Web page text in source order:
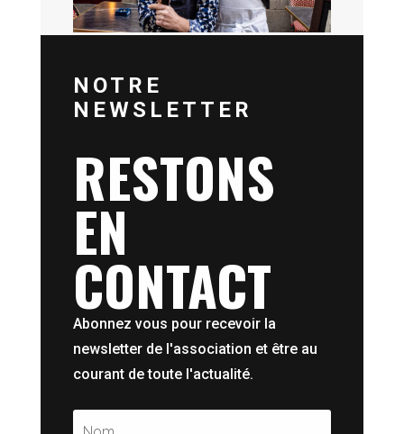
NOTRE
NEWSLETTER
RESTONS
EN
CONTACT
Abonnez vous pour recevoir la
newsletter de l'association et être au
courant de toute l'actualité.